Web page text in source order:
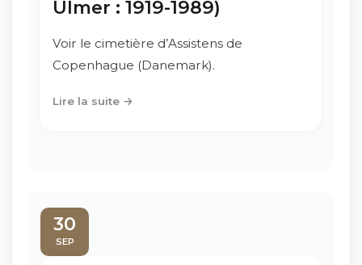
Ulmer : 1919-1989)
Voir le cimetière d’Assistens de
Copenhague (Danemark).
Lire la suite →
30
SEP